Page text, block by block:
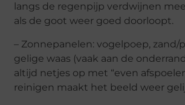
langs de regenpijp verdwijnen
als de goot weer goed doorloopt.
– Zonnepanelen: vogelpoep, zand/
gelige waas (vaak aan de
altijd netjes op met “even
reinigen maakt het beeld weer